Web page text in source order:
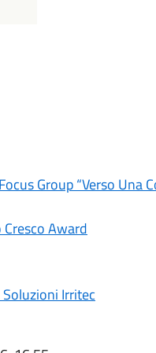
Group “Verso Una
Award
Irritec